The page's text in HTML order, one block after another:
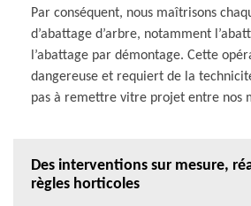
Par conséquent, nous maîtrisons
d’abattage d’arbre, notamment
l’abattage par démontage. Cette
dangereuse et requiert de la
pas à remettre vitre projet entre nos
Des interventions sur mesure,
règles horticoles